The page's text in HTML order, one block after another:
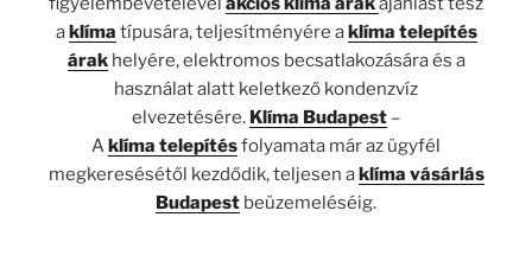
a klíma típusára, teljesítményére a klíma telepítés
árakhelyére, elektromos becsatlakozására és a
használat alatt keletkező kondenzvíz
elvezetésére. Klíma Budapest –
A klíma telepítésfolyamata már az ügyfél
megkeresésétől kezdődik, teljesen a klíma vásárlás
Budapest beüzemeléséig.